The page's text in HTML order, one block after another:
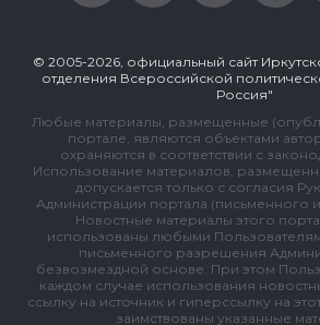
© 2005-2026, официальный сайт
отделения Всероссийской
Россия"
Любые материалы, размещенные
портале, являются объектами
охраняются в соответствии с
Использование материалов,
допускается только с согласия
Администрации портала (письменного
Новостные материалы этого
использованы любыми
письменного разрешения
безвозмездной основе. При этом
каждом случае использования
ссылку на источник и гиперссылку на
заимствованы указанные